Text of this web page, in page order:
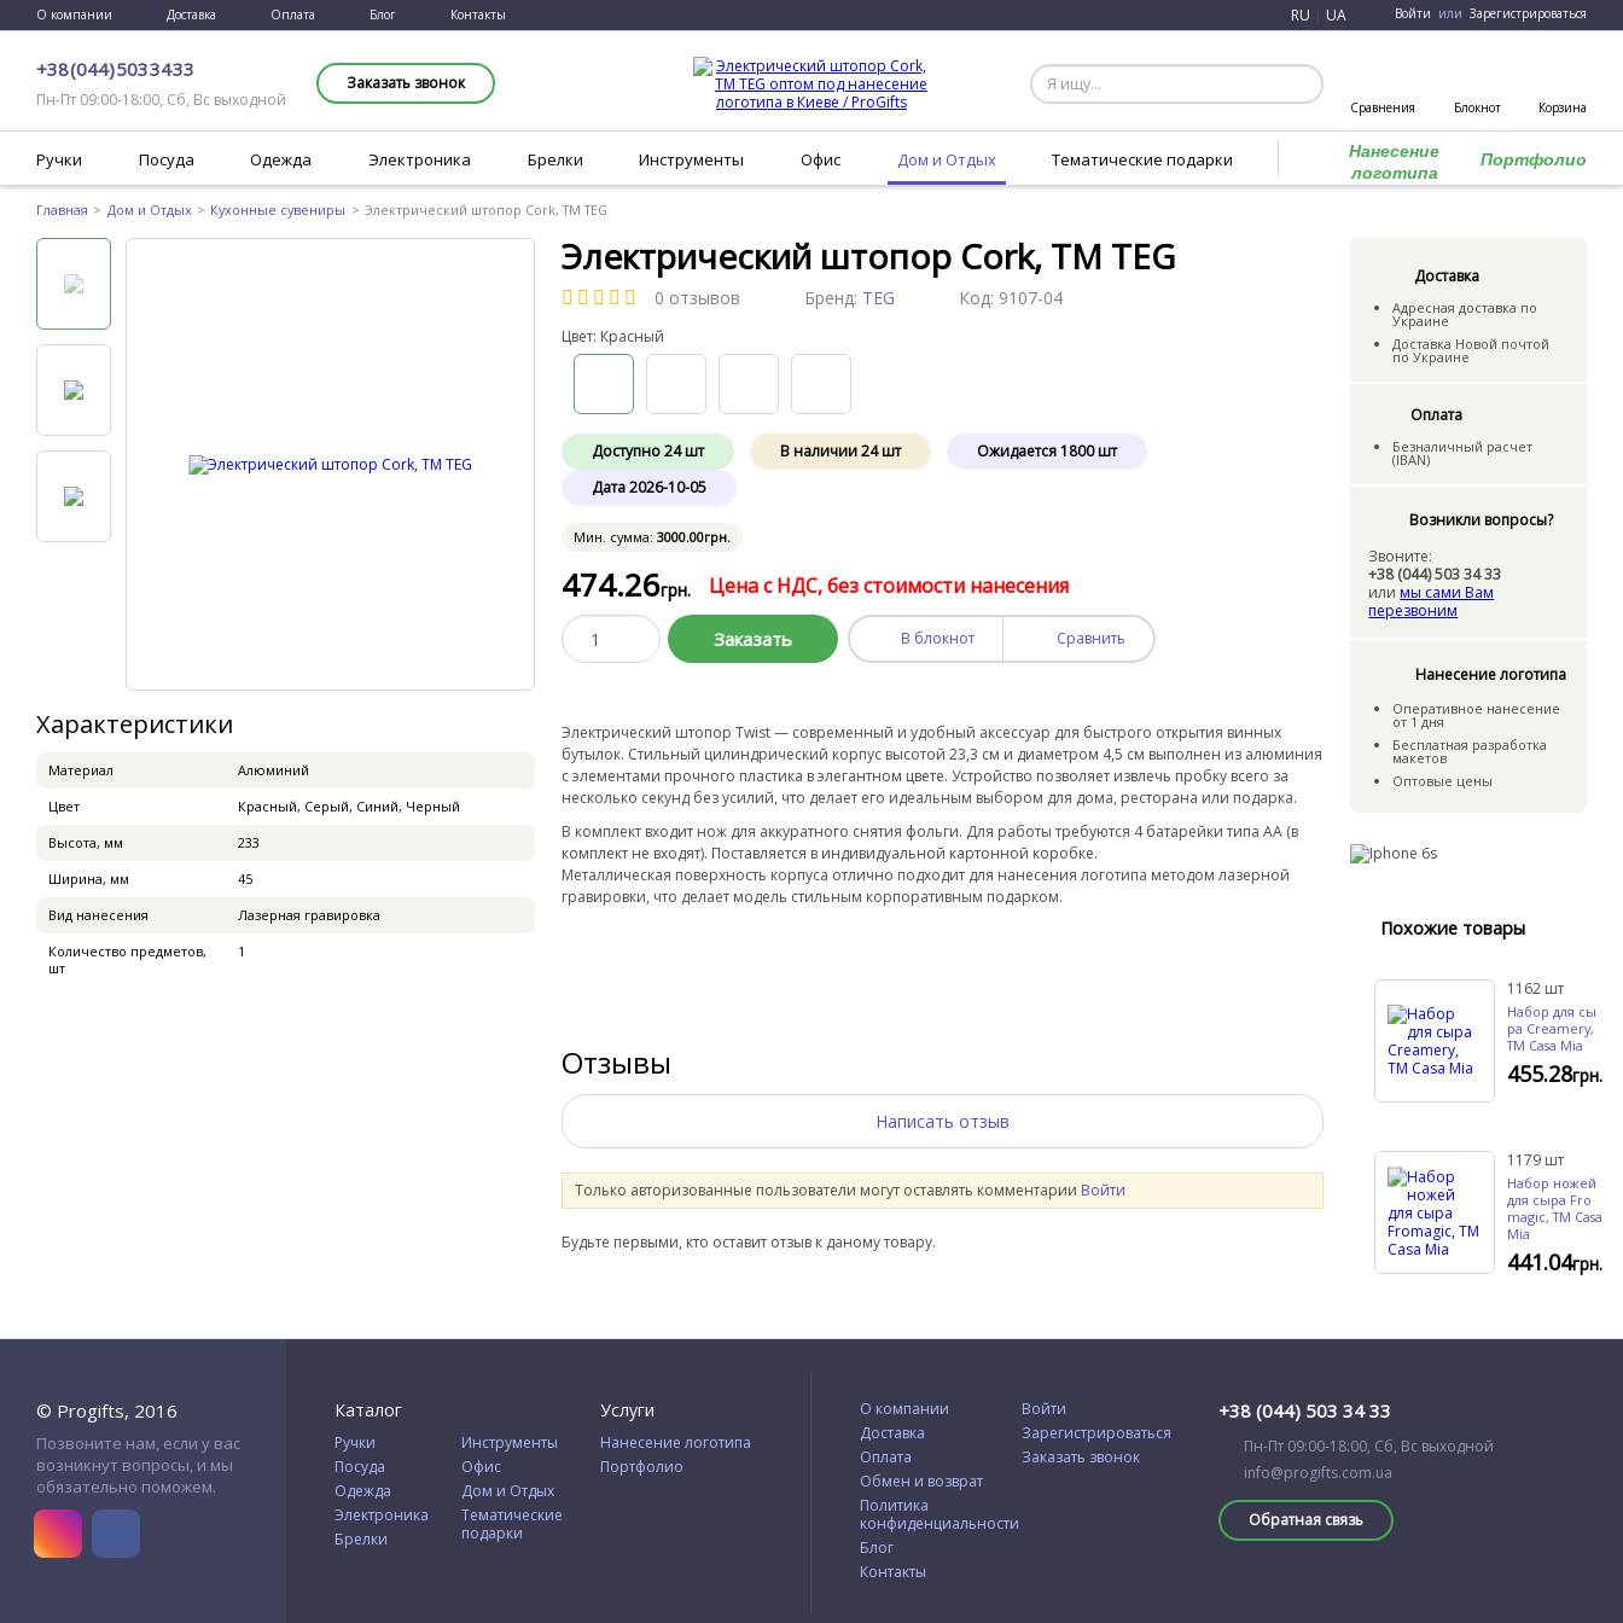
О компании Доставка Оплата Блог Контакты RU UA Войти или Зарегистрироваться
+38 (044) 503 34 33
Пн-Пт 09:00-18:00, Сб, Вс выходной
Заказать звонок
Сравнения Блокнот Корзина
Ручки Посуда Одежда Электроника Брелки Инструменты Офис Дом и Отдых Тематические подарки
Нанесение
логотипа
Портфолио
Главная Дом и Отдых Кухонные сувениры Электрический штопор Cork, TM TEG
Характеристики
Материал
Алюминий
Цвет
Красный, Серый, Синий, Черный
Высота, мм
233
Ширина, мм
45
Вид нанесения
Лазерная гравировка
Количество предметов,
шт
1
Электрический штопор Cork, TM TEG
0 отзывов Бренд: TEG Код: 9107-04
Цвет: Красный
Доступно24 шт В наличии24шт Ожидается1800шт
Дата2026-10-05
Мин. сумма:3000.00грн.
474.26грн. Цена с НДС, без стоимости нанесения
Заказать В блокнот Сравнить
Электрический штопор Twist — современный и удобный аксессуар для быстрого открытия винных
бутылок. Стильный цилиндрический корпус высотой 23,3 см и диаметром 4,5 см выполнен из алюминия
с элементами прочного пластика в элегантном цвете. Устройство позволяет извлечь пробку всего за
несколько секунд без усилий, что делает его идеальным выбором для дома, ресторана или подарка.
В комплект входит нож для аккуратного снятия фольги. Для работы требуются 4 батарейки типа AA (в
комплект не входят). Поставляется в индивидуальной картонной коробке.
Металлическая поверхность корпуса отлично подходит для нанесения логотипа методом лазерной
гравировки, что делает модель стильным корпоративным подарком.
Доставка
Адресная доставка по
Украине
Доставка Новой почтой
по Украине
Оплата
Безналичный расчет
(IBAN)
Возникли вопросы?
Звоните:
+38 (044) 503 34 33
или мы сами Вам
перезвоним
Нанесение логотипа
Оперативное нанесение
от 1 дня
Бесплатная разработка
макетов
Оптовые цены
Похожие товары
1162 шт
Набор для сы
ра Creamery,
TM Casa Mia
455.28грн.
1179 шт
Набор ножей
для сыра Fro
magic, TM Casa
Mia
441.04грн.
Отзывы
Написать отзыв
Только авторизованные пользователи могут оставлять комментарии Войти
Будьте первыми, кто оставит отзыв к даному товару.
Каталог
Ручки
Посуда
Одежда
Электроника
Брелки
Инструменты
Офис
Дом и Отдых
Тематические
подарки
Услуги
Нанесение логотипа
Портфолио
О компании
Доставка
Оплата
Обмен и возврат
Политика
конфиденциальности
Блог
Контакты
Войти
Зарегистрироваться
Заказать звонок
+38 (044) 503 34 33
Пн-Пт 09:00-18:00, Сб, Вс выходной
info@progifts.com.ua
Обратная связь
© Progifts, 2016
Позвоните нам, если у вас
возникнут вопросы, и мы
обязательно поможем.